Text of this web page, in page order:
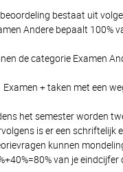
beoordeling bestaat uit
Andere bepaalt 100%
de categorie Examen
Examen + taken met een
het semester worden
is er een schriftelijk
kunnen
van je eindcijfer